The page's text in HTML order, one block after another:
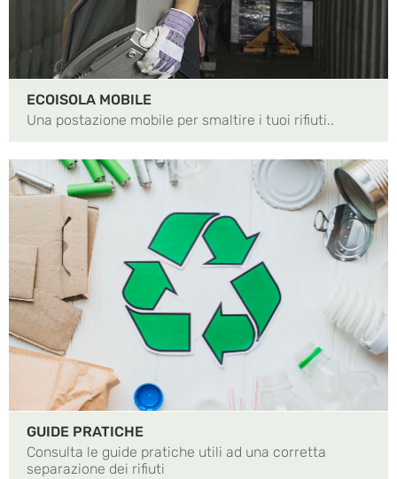
ECOISOLA MOBILE
Una postazione mobile per smaltire i tuoi rifiuti..
GUIDE PRATICHE
Consulta le guide pratiche utili ad una corretta
separazione dei rifiuti